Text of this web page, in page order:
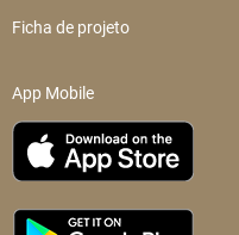
Ficha de projeto
App Mobile